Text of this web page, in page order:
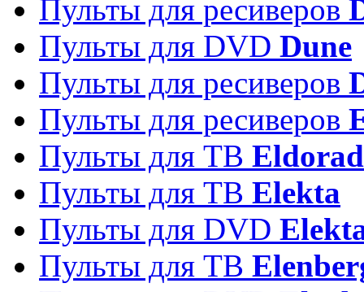
Пульты для ресиверов
Пульты для DVD Dune
Пульты для ресиверов
Пульты для ресиверов
Пульты для ТВ
Пульты для ТВ Elekta
Пульты для DVD
Пульты для ТВ